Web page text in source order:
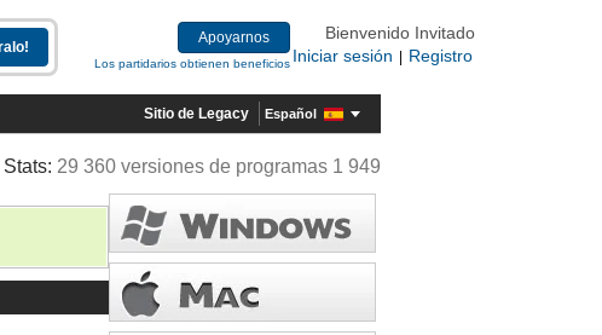
Apoyarnos
Los partidarios obtienen beneficios
Bienvenido Invitado
Iniciar sesión
Registro
Sitio de Legacy Español
Stats: 29 360 versiones de programas 1 949